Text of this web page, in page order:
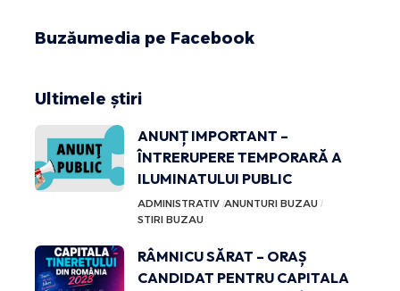
Buzăumedia pe Facebook
Ultimele știri
ANUNȚ IMPORTANT –
ÎNTRERUPERE TEMPORARĂ A
ILUMINATULUI PUBLIC
ADMINISTRATIV ANUNTURI BUZAU
STIRI BUZAU
RÂMNICU SĂRAT – ORAȘ
CANDIDAT PENTRU CAPITALA